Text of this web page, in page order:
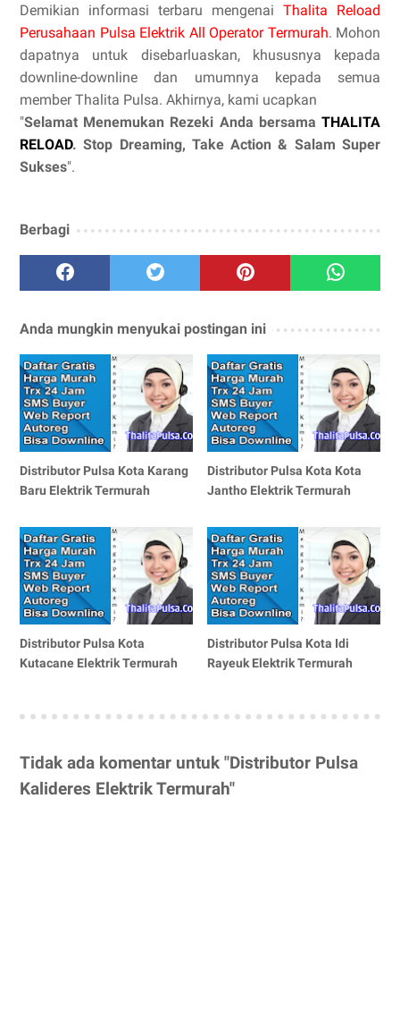
Demikian informasi terbaru mengenai Thalita Reload
Perusahaan Pulsa Elektrik All Operator Termurah. Mohon
dapatnya untuk disebarluaskan, khususnya kepada
downline-downline dan umumnya kepada semua
member Thalita Pulsa. Akhirnya, kami ucapkan
"Selamat Menemukan Rezeki Anda bersama THALITA
RELOAD. Stop Dreaming, Take Action & Salam Super
Sukses".
Berbagi
Anda mungkin menyukai postingan ini
Distributor Pulsa Kota Karang
Baru Elektrik Termurah
Distributor Pulsa Kota Kota
Jantho Elektrik Termurah
Distributor Pulsa Kota
Kutacane Elektrik Termurah
Distributor Pulsa Kota Idi
Rayeuk Elektrik Termurah
Tidak ada komentar untuk "Distributor Pulsa
Kalideres Elektrik Termurah"